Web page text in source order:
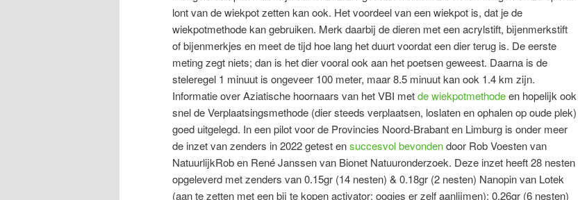
lont van de wiekpot zetten kan ook. Het voordeel van een wiekpot is, dat je de
wiekpotmethode kan gebruiken. Merk daarbij de dieren met een acrylstift, bijenmerkstift
of bijenmerkjes en meet de tijd hoe lang het duurt voordat een dier terug is. De eerste
meting zegt niets; dan is het dier vooral ook aan het poetsen geweest. Daarna is de
steleregel 1 minuut is ongeveer 100 meter, maar 8.5 minuut kan ook 1.4 km zijn.
Informatie over Aziatische hoornaars van het VBI metde wiekpotmethodeen hopelijk ook
snel de Verplaatsingsmethode (dier steeds verplaatsen, loslaten en ophalen op oude plek)
goed uitgelegd. In een pilot voor de Provincies Noord-Brabant en Limburg is onder meer
de inzet van zenders in 2022 getest ensuccesvol bevondendoor Rob Voesten van
NatuurlijkRob en René Janssen van Bionet Natuuronderzoek. Deze inzet heeft 28 nesten
opgeleverd met zenders van 0.15gr (14 nesten) & 0.18gr (2 nesten) Nanopin van Lotek
(aan te zetten met een bij te kopen activator; oogjes er zelf aanlijmen); 0.26gr (6 nesten)